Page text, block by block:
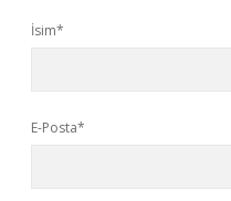
İsim*
E-Posta*